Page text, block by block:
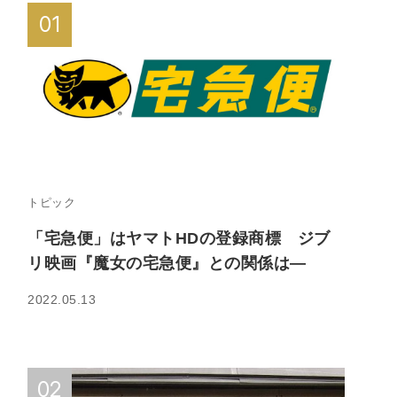
トピック
「宅急便」はヤマトHDの登録商標 ジブ
リ映画『魔女の宅急便』との関係は—
2022.05.13